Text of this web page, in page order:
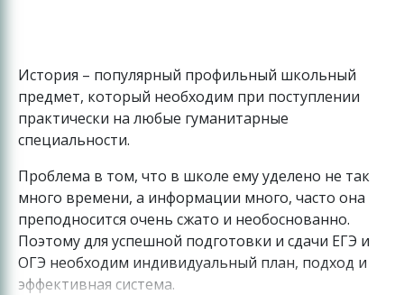
История – популярный профильный школьный
предмет, который необходим при поступлении
практически на любые гуманитарные
специальности.
Проблема в том, что в школе ему уделено не так
много времени, а информации много, часто она
преподносится очень сжато и необоснованно.
Поэтому для успешной подготовки и сдачи ЕГЭ и
ОГЭ необходим индивидуальный план, подход и
эффективная система.